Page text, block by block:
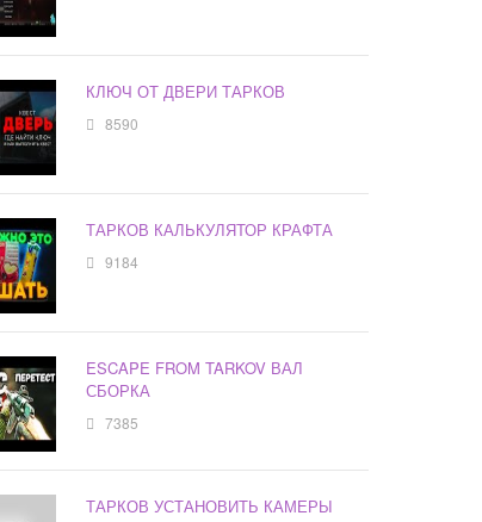
КЛЮЧ ОТ ДВЕРИ ТАРКОВ
8590
ТАРКОВ КАЛЬКУЛЯТОР КРАФТА
9184
ESCAPE FROM TARKOV ВАЛ
СБОРКА
7385
ТАРКОВ УСТАНОВИТЬ КАМЕРЫ